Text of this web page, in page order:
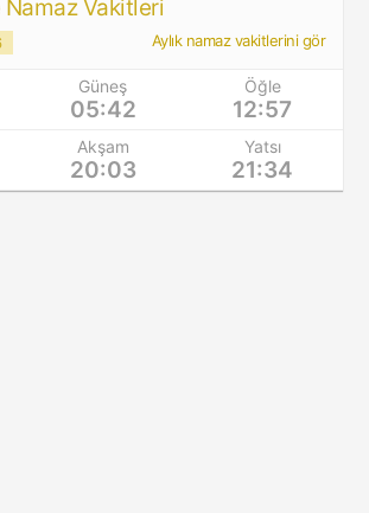
Namaz Vakitleri
Aylık namaz vakitlerini gör
Güneş
05:42
Öğle
12:57
Akşam
20:03
Yatsı
21:34